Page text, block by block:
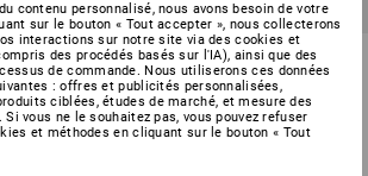
e.s. T-Shirt cotton, slim fit
6 couleurs
à p. de € 8,71
contenu personnalisé, nous avons besoin de votre
sur le bouton « Tout accepter », nous collecterons
interactions sur notre site via des cookies et
des procédés basés sur l'IA), ainsi que des
de commande. Nous utiliserons ces données
: offres et publicités personnalisées,
ciblées, études de marché, et mesure des
vous ne le souhaitez pas, vous pouvez refuser
et méthodes en cliquant sur le bouton « Tout